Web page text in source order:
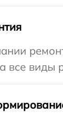
все виды